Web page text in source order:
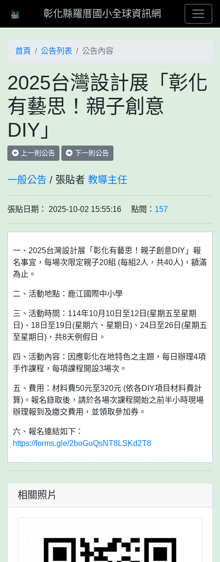
彰化縣羅厝國小全球資訊網
首頁 公告列表 公告內容
2025台灣設計展「彰化
有藝思！親子創意
DIY」
上一則公告 下一則公告
一般公告 / 張貼者 教導主任
張貼日期： 2025-10-02 15:55:16 點閱： 157
一、2025台灣設計展「彰化有藝思！親子創意DIY」報
名事宜，每場次限定親子20組 (每組2人，共40人)，額滿
為止。
二、活動地點：鹿江國際中小學
三、活動時間：114年10月10日至12日(星期五至星期
日)、18日至19日(星期六、星期日)、24日至26日(星期五
至星期日)，共8天例假日。
四、活動內容：因應彰化在地特色之主題，每日辦理4項
手作課程，每項課程開設3場次。
五、費用：材料費50元至320元 (依各DIY項目材料費計
算)。報名錄取後，請於各場次課程開始之前半小時現場
辦理報到及繳交費用，並領取參加券。
六、報名連結如下：
https://forms.gle/2boGuQsNT8LSKd2T8
相關照片